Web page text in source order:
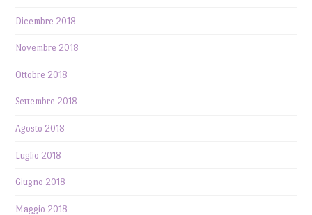
Dicembre 2018
Novembre 2018
Ottobre 2018
Settembre 2018
Agosto 2018
Luglio 2018
Giugno 2018
Maggio 2018